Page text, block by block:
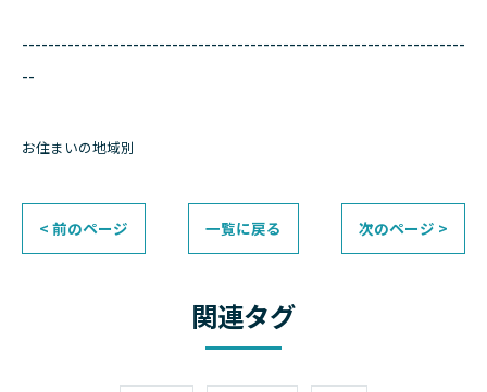
--------------------------------------------------------------------
--
お住まいの地域別
< 前のページ 一覧に戻る 次のページ >
関連タグ